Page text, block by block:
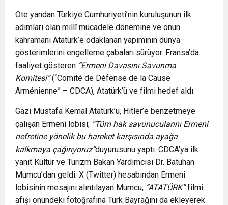
Öte yandan Türkiye Cumhuriyeti’nin kuruluşunun ilk
adımları olan millî mücadele dönemine ve onun
kahramanı Atatürk’e odaklanan yapımının dünya
gösterimlerini engelleme çabaları sürüyor. Fransa’da
faaliyet gösteren “Ermeni Davasını Savunma
Komitesi”(“Comité de Défense de la Cause
Arménienne” – CDCA), Atatürk’ü ve filmi hedef aldı.
Gazi Mustafa Kemal Atatürk’ü, Hitler’e benzetmeye
çalışan Ermeni lobisi; “Tüm hak savunucularını Ermeni
nefretine yönelik bu hareket karşısında ayağa
kalkmaya çağırıyoruz”duyurusunu yaptı. CDCA’ya ilk
yanıt Kültür ve Turizm Bakan Yardımcısı Dr. Batuhan
Mumcu’dan geldi. X (Twitter) hesabından Ermeni
lobisinin mesajını alıntılayan Mumcu, “ATATÜRK”filmi
afişi önündeki fotoğrafına Türk Bayrağını da ekleyerek